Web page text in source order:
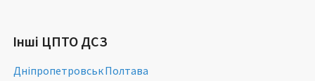
Інші ЦПТО ДСЗ
ДніпропетровськПолтава